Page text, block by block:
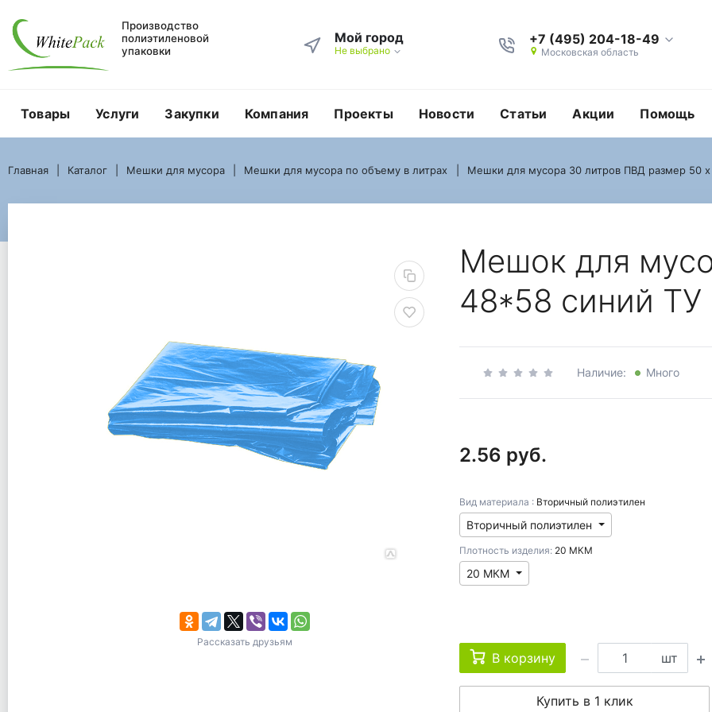
Производство
полиэтиленовой
упаковки
Мой город
Не выбрано
+7 (495) 204-18-49
Московская область
Товары Услуги Закупки Компания Проекты Новости Статьи Акции Помощь
Главная
Мешки для мусора по объему в литрах
Мешки для мусора 30 литров ПВД размер 50 х 60 см
Главная Каталог Мешки для мусора Мешки для мусора по объему в литрах Мешки для мусора 30 литров ПВД размер 50
Рассказать друзьям
Мешок для
48*58 синий ТУ
Наличие: Много
2.56 руб.
Вид материала : Вторичный полиэтилен
Вторичный полиэтилен
Плотность изделия: 20 МКМ
20 МКМ
В корзину шт
Купить в 1 клик